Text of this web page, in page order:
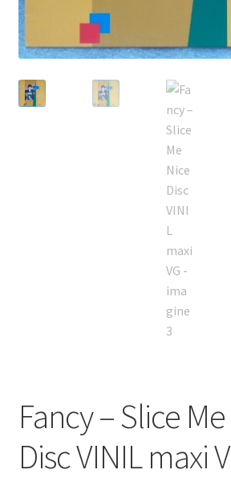
lei0,00
Fancy – Slice
Disc VINIL maxi